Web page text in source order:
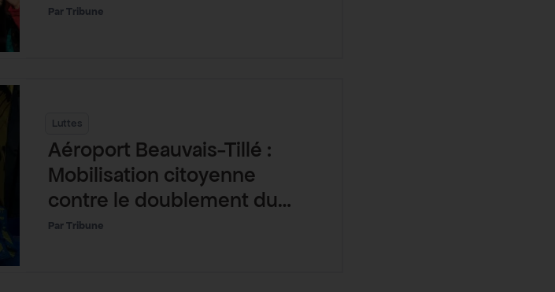
Tribune
Luttes
Aéroport Beauvais-Tillé :
Mobilisation citoyenne
contre le doublement du
trafic aérien
Tribune